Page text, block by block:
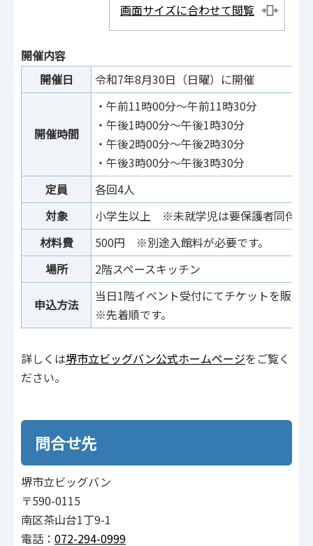
画面サイズに合わせて閲覧
開催内容
開催日
令和7年8月30日（日曜）に開催
開催時間
・午前11時00分～午前11時30分
・午後1時00分～午後1時30分
・午後2時00分～午後2時30分
・午後3時00分～午後3時30分
定員
各回4人
対象
小学生以上 ※未就学児は要保護者同伴
材料費
500円 ※別途入館料が必要です。
場所
2階スペースキッチン
申込方法
当日1階イベント受付にてチケットを販売
※先着順です。
詳しくは堺市立ビッグバン公式ホームページをご覧く
ださい。
問合せ先
堺市立ビッグバン
〒590-0115
南区茶山台1丁9-1
電話： 072-294-0999